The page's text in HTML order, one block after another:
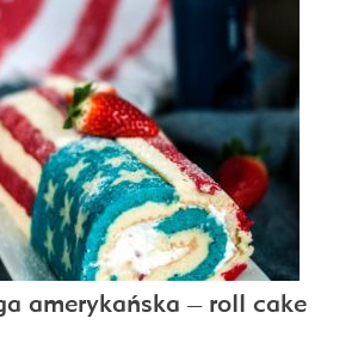
amerykańska – roll cake